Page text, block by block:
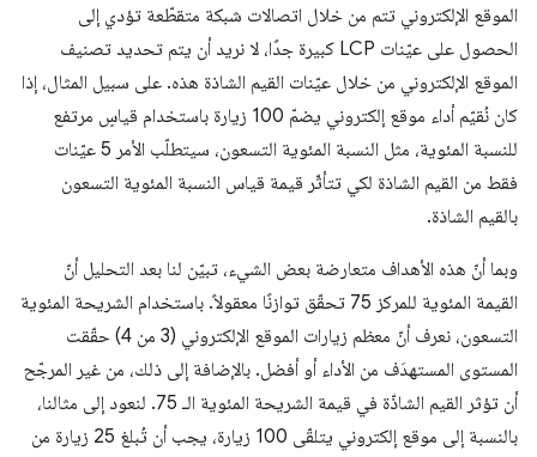
الموقع الإلكتروني تتم من خلال اتصالات شبكة متقطّعة تؤدي إلى
الحصول على عيّنات LCP كبيرة جدًا، لا نريد أن يتم تحديد تصنيف
الموقع الإلكتروني من خلال عيّنات القيم الشاذة هذه. على سبيل المثال، إذا
كان نُقيّم أداء موقع إلكتروني يضمّ 100 زيارة باستخدام قياسٍ مرتفع
للنسبة المئوية، مثل النسبة المئوية التسعون، سيتطلّب الأمر 5 عيّنات
فقط من القيم الشاذة لكي تتأثّر قيمة قياس النسبة المئوية التسعون
بالقيم الشاذة.
وبما أنّ هذه الأهداف متعارضة بعض الشيء، تبيّن لنا بعد التحليل أنّ
القيمة المئوية للمركز 75 تحقّق توازنًا معقولاً. باستخدام الشريحة المئوية
التسعون، نعرف أنّ معظم زيارات الموقع الإلكتروني (3 من 4) حقّقت
المستوى المستهدَف من الأداء أو أفضل. بالإضافة إلى ذلك، من غير المرجّح
أن تؤثر القيم الشاذّة في قيمة الشريحة المئوية الـ 75. لنعود إلى مثالنا،
بالنسبة إلى موقع إلكتروني يتلقّى 100 زيارة، يجب أن تُبلغ 25 زيارة من